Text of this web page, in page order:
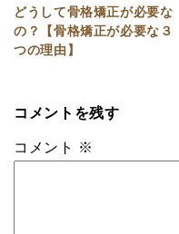
どうして骨格矯正が必要な
の？【骨格矯正が必要な３
つの理由】
コメントを残す
コメント ※